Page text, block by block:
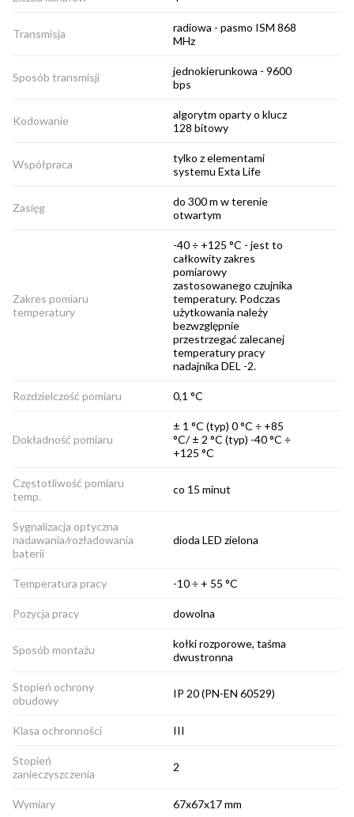
Transmisja
radiowa - pasmo ISM 868
MHz
Sposób transmisji
jednokierunkowa - 9600
bps
Kodowanie
algorytm oparty o klucz
128 bitowy
Współpraca
tylko z elementami
systemu Exta Life
Zasięg
do 300 m w terenie
otwartym
Zakres pomiaru
temperatury
-40 ÷ +125 °C - jest to
całkowity zakres
pomiarowy
zastosowanego czujnika
temperatury. Podczas
użytkowania należy
bezwzglępnie
przestrzegać zalecanej
temperatury pracy
nadajnika DEL -2.
Rozdzielczość pomiaru 0,1 °C
Dokładność pomiaru
± 1 °C (typ) 0 °C ÷ +85
°C/ ± 2 °C (typ) -40 °C ÷
+125 °C
Częstotliwość pomiaru
temp.
co 15 minut
Sygnalizacja optyczna
nadawania/rozładowania
baterii
dioda LED zielona
Temperatura pracy -10 ÷ + 55 °C
Pozycja pracy dowolna
Sposób montażu
kołki rozporowe, taśma
dwustronna
Stopień ochrony
obudowy
IP 20 (PN-EN 60529)
Klasa ochronności III
Stopień
zanieczyszczenia
2
Wymiary 67x67x17 mm